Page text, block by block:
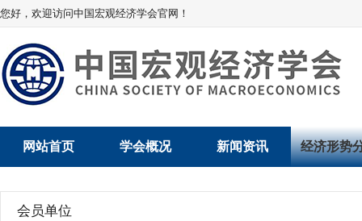
您好，欢迎访问中国宏观经济学会官网！
网站首页 学会概况 新闻资讯 经济形势
会员单位